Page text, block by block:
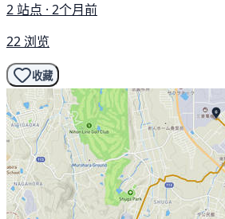
2 站点 · 2个月前
22 浏览
收藏